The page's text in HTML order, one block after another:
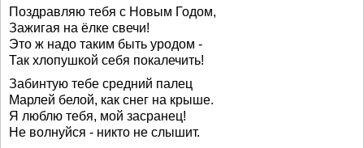
Поздравляю тебя с Новым Годом,
Зажигая на ёлке свечи!
Это ж надо таким быть уродом -
Так хлопушкой себя покалечить!
Забинтую тебе средний палец
Марлей белой, как снег на крыше.
Я люблю тебя, мой засранец!
Не волнуйся - никто не слышит.